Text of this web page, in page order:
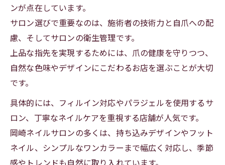
ンが点在しています。
サロン選びで重要なのは、施術者の技術力と自爪への配
慮、そしてサロンの衛生管理です。
上品な指先を実現するためには、爪の健康を守りつつ、
自然な色味やデザインにこだわるお店を選ぶことが大切
です。
具体的には、フィルイン対応やパラジェルを使用するサ
ロン、丁寧なネイルケアを重視する店舗が人気です。
岡崎ネイルサロンの多くは、持ち込みデザインやフット
ネイル、シンプルなワンカラーまで幅広く対応し、季節
感やトレンドも自然に取り入れています。